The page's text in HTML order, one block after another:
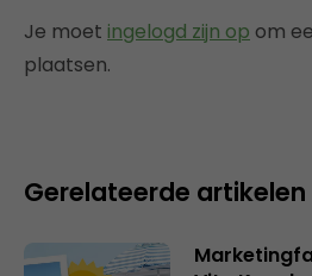
Je moet ingelogd zijn op om
plaatsen.
Gerelateerde artikelen